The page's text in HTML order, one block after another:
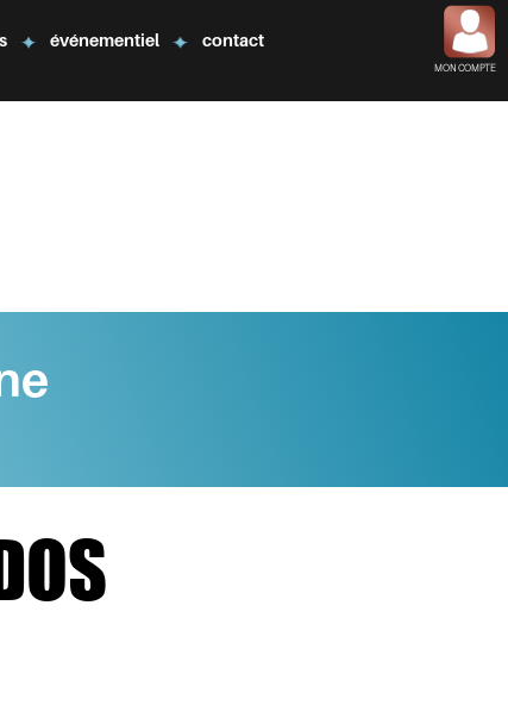
événementiel contact
MON COMPTE